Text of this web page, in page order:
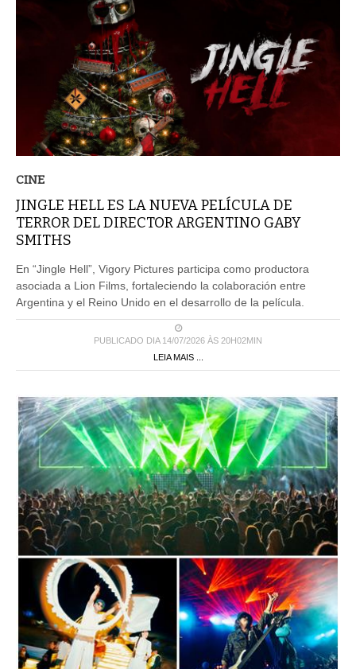
CINE
JINGLE HELL ES LA NUEVA PELÍCULA DE
TERROR DEL DIRECTOR ARGENTINO GABY
SMITHS
En “Jingle Hell”, Vigory Pictures participa como productora
asociada a Lion Films, fortaleciendo la colaboración entre
Argentina y el Reino Unido en el desarrollo de la película.
PUBLICADO DIA 14/07/2026 ÀS 20H02MIN
LEIA MAIS ...